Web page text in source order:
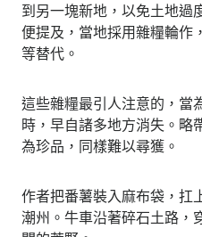
到另一塊新地，以免土地過
便提及，當地採用雜糧輪作
等替代。
這些雜糧最引人注意的，當
時，早自諸多地方消失。略
為珍品，同樣難以尋獲。
作者把番薯裝入麻布袋，扛
潮州。牛車沿著碎石土路，